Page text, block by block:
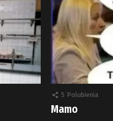
5 Polubienia
Mamo